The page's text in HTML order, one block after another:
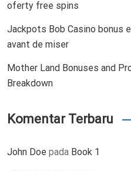
oferty free spins
Jackpots Bob Casino bonus
avant de miser
Mother Land Bonuses and
Breakdown
Komentar Terbaru
John Doe pada Book 1